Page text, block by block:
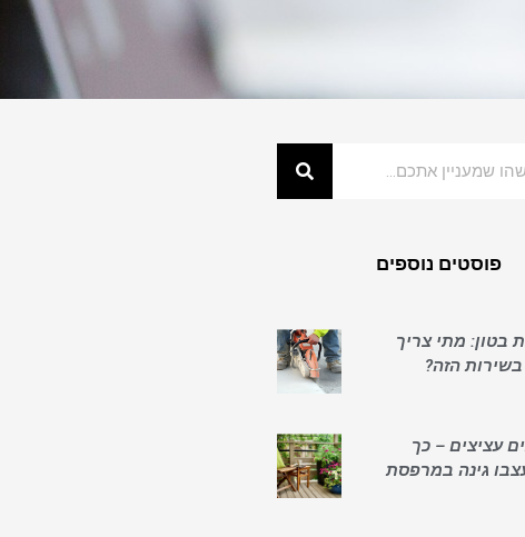
פוסטים נוספים
בטון: מתי צריך
הזה?
עציצים – כך
גינה במרפסת